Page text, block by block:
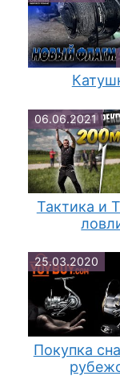
06.06.2021
Тактика и
25.03.2020
Покупка